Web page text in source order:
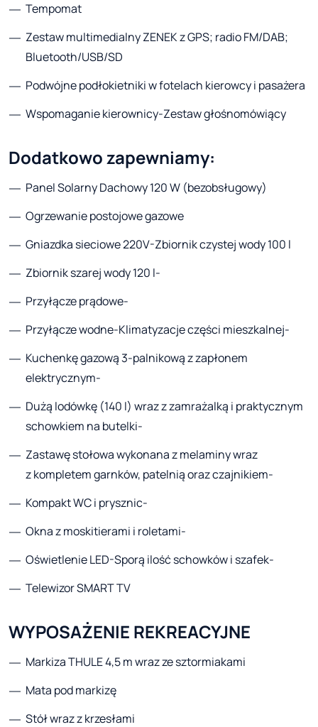
Tempomat
Zestaw multimedialny ZENEK z GPS; radio FM/DAB;
Bluetooth/USB/SD
Podwójne podłokietniki w fotelach kierowcy i pasażera
Wspomaganie kierownicy-Zestaw głośnomówiący
Dodatkowo zapewniamy:
Panel Solarny Dachowy 120 W (bezobsługowy)
Ogrzewanie postojowe gazowe
Gniazdka sieciowe 220V-Zbiornik czystej wody 100 l
Zbiornik szarej wody 120 l-
Przyłącze prądowe-
Przyłącze wodne-Klimatyzacje części mieszkalnej-
Kuchenkę gazową 3-palnikową z zapłonem
elektrycznym-
Dużą lodówkę (140 l) wraz z zamrażalką i praktycznym
schowkiem na butelki-
Zastawę stołowa wykonana z melaminy wraz
z kompletem garnków, patelnią oraz czajnikiem-
Kompakt WC i prysznic-
Okna z moskitierami i roletami-
Oświetlenie LED-Sporą ilość schowków i szafek-
Telewizor SMART TV
WYPOSAŻENIE REKREACYJNE
Markiza THULE 4,5 m wraz ze sztormiakami
Mata pod markizę
Stół wraz z krzesłami